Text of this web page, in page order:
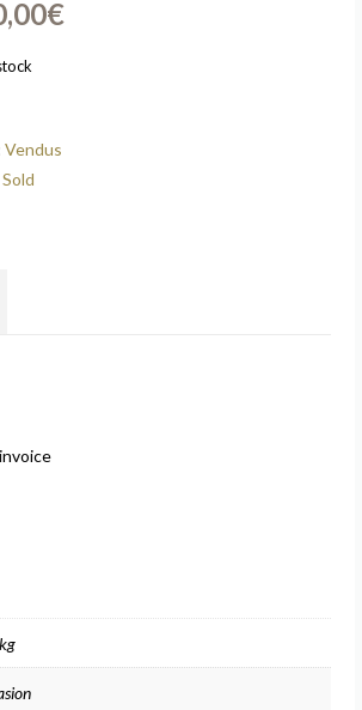
€
Vendus
Sold